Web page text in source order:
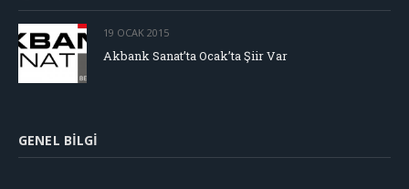
19 OCAK 2015
Akbank Sanat’ta Ocak’ta Şiir Var
GENEL BILGI